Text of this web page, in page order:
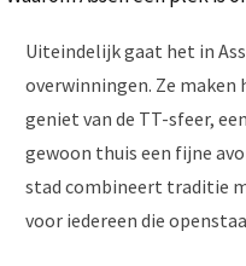
Uiteindelijk gaat het in
overwinningen. Ze maken
geniet van de TT-sfeer,
gewoon thuis een fijne
stad combineert traditie
voor iedereen die